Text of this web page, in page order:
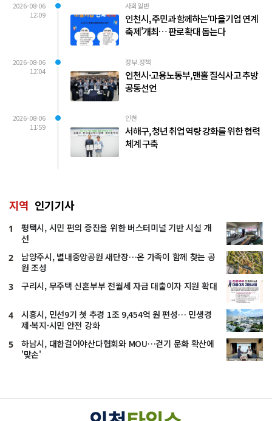
2026-08-06
12:09
사회일반
인천시, 주민과 함께하는‘마을기업 연계
축제’개최… 판로 확대 돕는다
2026-08-06
12:04
정부.정책
인천시·고용노동부, 맨홀 질식사고 추방
공동선언
2026-08-06
11:59
인천
서해구, 청년 취업 역량 강화를 위한 협력
체계 구축
지역 인기기사
1
평택시, 시민 편의 증진을 위한 버스터미널 기반 시설 개
선
2
남양주시, 별내중앙공원 새단장…온 가족이 함께 찾는 공
원 조성
3 구리시, 무주택 신혼부부 전월세 자금 대출이자 지원 확대
4
시흥시, 민선9기 첫 추경 1조 9,454억 원 편성… 민생경
제·복지·시민 안전 강화
5
하남시, 대한걸어야산다협회와 MOU…걷기 문화 확산에
'맞손'